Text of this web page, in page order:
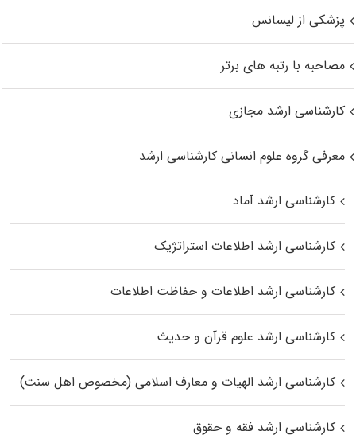
پزشکی از لیسانس
مصاحبه با رتبه های برتر
کارشناسی ارشد مجازی
معرفی گروه علوم انسانی کارشناسی ارشد
کارشناسی ارشد آماد
کارشناسی ارشد اطلاعات استراتژیک
کارشناسی ارشد اطلاعات و حفاظت اطلاعات
کارشناسی ارشد علوم قرآن و حدیث
کارشناسی ارشد الهیات و معارف اسلامی (مخصوص اهل سنت)
کارشناسی ارشد فقه و حقوق